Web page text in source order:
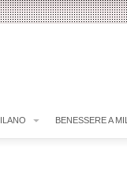
BENESSERE A